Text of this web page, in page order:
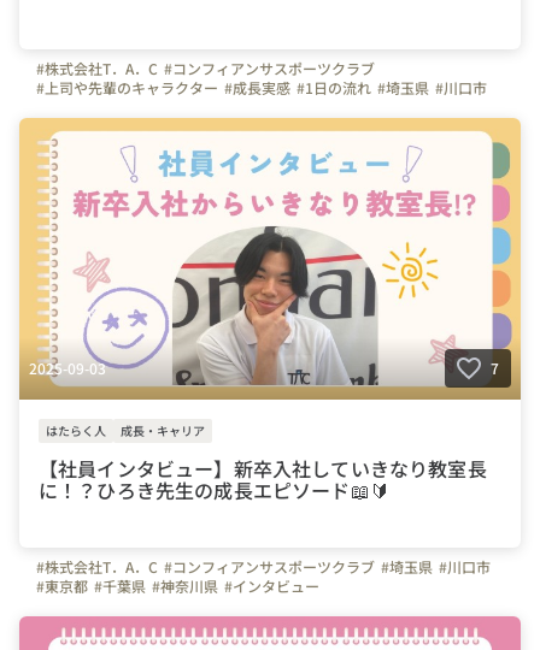
#株式会社T．A．C #コンフィアンサスポーツクラブ
#上司や先輩のキャラクター #成長実感 #1日の流れ #埼玉県 #川口市
#スポーツインストラクター #体操の先生 #幼児体育 #保育 #コーチ
2025-09-03 7
はたらく人 成長・キャリア
【社員インタビュー】新卒入社していきなり教室長
に！？ひろき先生の成長エピソード📖🔰
#株式会社T．A．C #コンフィアンサスポーツクラブ #埼玉県 #川口市
#東京都 #千葉県 #神奈川県 #インタビュー
#やりがいを感じる瞬間
#弊社のすごいところ #研修レポート
#入社エントリー #インストラクター #体操教室 #T.A.C #スポーツ